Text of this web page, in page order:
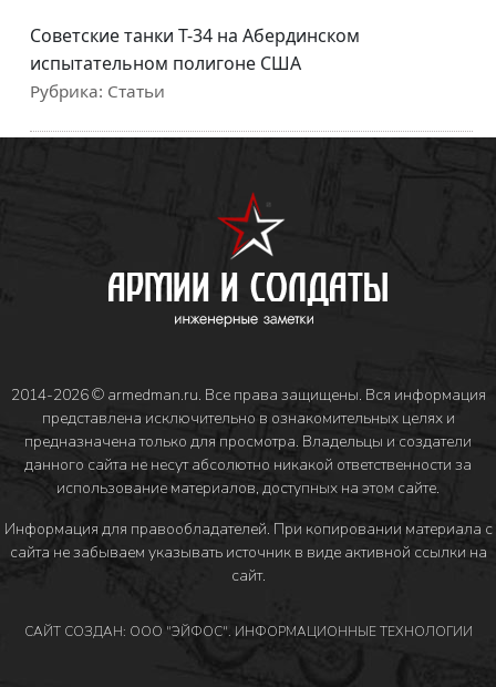
Советские танки Т-34 на Абердинском
испытательном полигоне США
Рубрика: Статьи
2014-2026 © armedman.ru. Все права защищены. Вся информация
представлена исключительно в ознакомительных целях и
предназначена только для просмотра. Владельцы и создатели
данного сайта не несут абсолютно никакой ответственности за
использование материалов, доступных на этом сайте.
Информация для правообладателей. При копировании материала с
сайта не забываем указывать источник в виде активной ссылки на
сайт.
САЙТ СОЗДАН: ООО "ЭЙФОС". ИНФОРМАЦИОННЫЕ ТЕХНОЛОГИИ